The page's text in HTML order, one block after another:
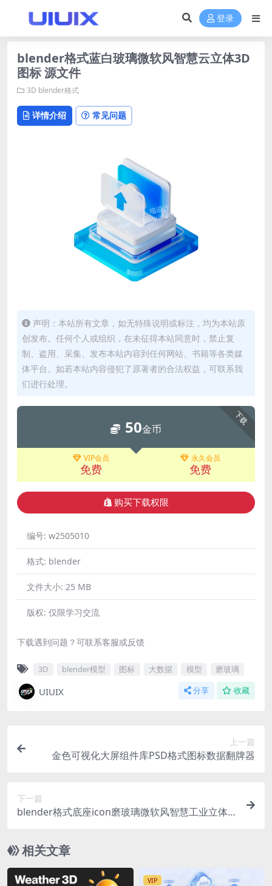
登录
blender格式蓝白玻璃微软风智慧云立体3D
图标 源文件
3D blender格式
详情介绍 常见问题
声明：本站所有文章，如无特殊说明或标注，均为本站原
创发布。任何个人或组织，在未征得本站同意时，禁止复
制、盗用、采集、发布本站内容到任何网站、书籍等各类媒
体平台。如若本站内容侵犯了原著者的合法权益，可联系我
们进行处理。
下载
50金币
VIP会员
免费
永久会员
免费
购买下载权限
编号: w2505010
格式: blender
文件大小: 25 MB
版权: 仅限学习交流
下载遇到问题？可联系客服或反馈
3D blender模型 图标 大数据 模型 磨玻璃
UIUIX 分享 收藏
上一篇
金色可视化大屏组件库PSD格式图标数据翻牌器
下一篇
blender格式底座icon磨玻璃微软风智慧工业立体3
相关文章
VIP